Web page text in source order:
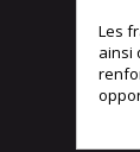
Les
ainsi